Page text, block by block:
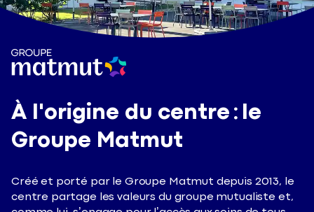
À l'origine du centre : le
Groupe Matmut
Créé et porté par le Groupe Matmut depuis 2013, le
centre partage les valeurs du groupe mutualiste et,